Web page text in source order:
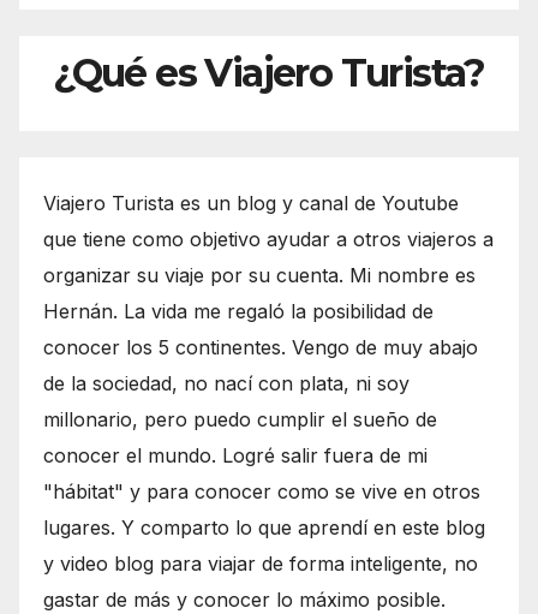
¿Qué es Viajero Turista?
Viajero Turista es un blog y canal de Youtube
que tiene como objetivo ayudar a otros viajeros a
organizar su viaje por su cuenta. Mi nombre es
Hernán. La vida me regaló la posibilidad de
conocer los 5 continentes. Vengo de muy abajo
de la sociedad, no nací con plata, ni soy
millonario, pero puedo cumplir el sueño de
conocer el mundo. Logré salir fuera de mi
"hábitat" y para conocer como se vive en otros
lugares. Y comparto lo que aprendí en este blog
y video blog para viajar de forma inteligente, no
gastar de más y conocer lo máximo posible.